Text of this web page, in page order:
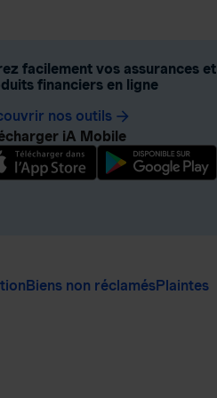
facilement vos assurances et
financiers en ligne
nos outils arrow_forward
iA Mobile
Biens non réclamésPlaintes